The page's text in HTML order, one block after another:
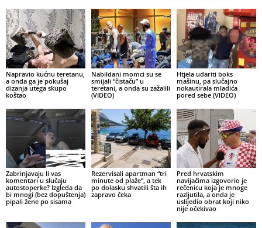
Napravio kućnu teretanu,
a onda ga je pokušaj
dizanja utega skupo
koštao
Nabildani momci su se
smijali “čistaču” u
teretani, a onda su zažalili
(VIDEO)
Htjela udariti boks
mašinu, pa slučajno
nokautirala mladića
pored sebe (VIDEO)
Zabrinjavaju li vas
komentari u slučaju
autostoperke? Izgleda da
bi mnogi (bez dopuštenja)
pipali žene po sisama
Rezervisali apartman “tri
minute od plaže”, a tek
po dolasku shvatili šta ih
zapravo čeka
Pred hrvatskim
navijačima izgovorio je
rečenicu koja je mnoge
razljutila, a onda je
uslijedio obrat koji niko
nije očekivao